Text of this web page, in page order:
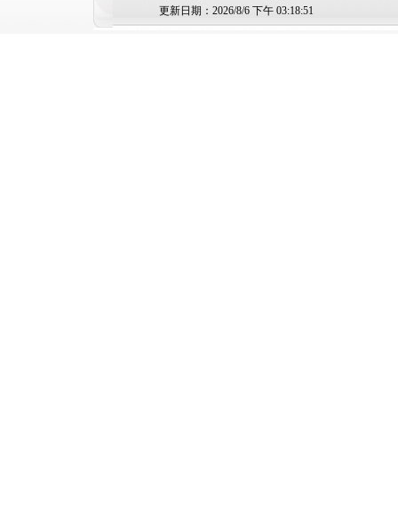
更新日期：2026/8/6 下午 03:18:51